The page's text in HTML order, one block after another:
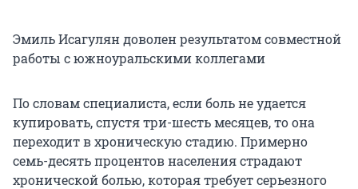
Эмиль Исагулян доволен результатом совместной
работы с южноуральскими коллегами
По словам специалиста, если боль не удается
купировать, спустя три-шесть месяцев, то она
переходит в хроническую стадию. Примерно
семь-десять процентов населения страдают
хронической болью, которая требует серьезного